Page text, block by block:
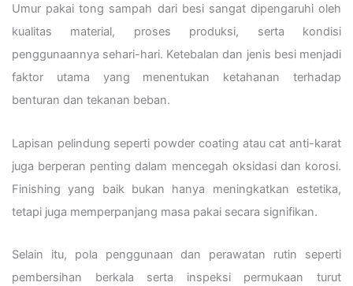
Umur pakai tong sampah dari besi sangat dipengaruhi oleh
kualitas material, proses produksi, serta kondisi
penggunaannya sehari-hari. Ketebalan dan jenis besi menjadi
faktor utama yang menentukan ketahanan terhadap
benturan dan tekanan beban.
Lapisan pelindung seperti powder coating atau cat anti-karat
juga berperan penting dalam mencegah oksidasi dan korosi.
Finishing yang baik bukan hanya meningkatkan estetika,
tetapi juga memperpanjang masa pakai secara signifikan.
Selain itu, pola penggunaan dan perawatan rutin seperti
pembersihan berkala serta inspeksi permukaan turut